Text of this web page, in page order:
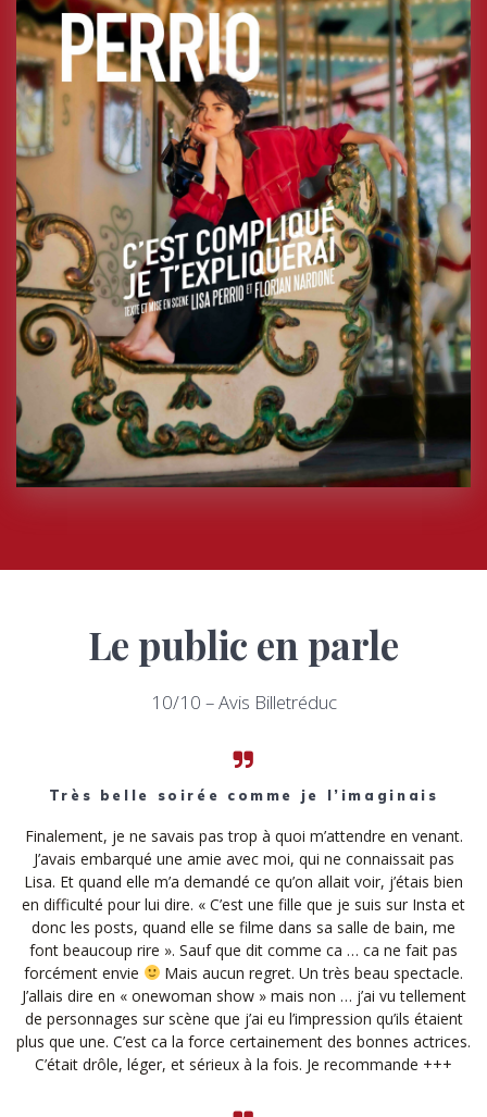
Le public en parle
10/10 – Avis Billetréduc
Très belle soirée comme je l’imaginais
Finalement, je ne savais pas trop à quoi m’attendre en venant.
J’avais embarqué une amie avec moi, qui ne connaissait pas
Lisa. Et quand elle m’a demandé ce qu’on allait voir, j’étais bien
en difficulté pour lui dire. « C’est une fille que je suis sur Insta et
donc les posts, quand elle se filme dans sa salle de bain, me
font beaucoup rire ». Sauf que dit comme ca … ca ne fait pas
forcément envie
Mais aucun regret. Un très beau spectacle.
J’allais dire en « onewoman show » mais non … j’ai vu tellement
de personnages sur scène que j’ai eu l’impression qu’ils étaient
plus que une. C’est ca la force certainement des bonnes actrices.
C’était drôle, léger, et sérieux à la fois. Je recommande +++